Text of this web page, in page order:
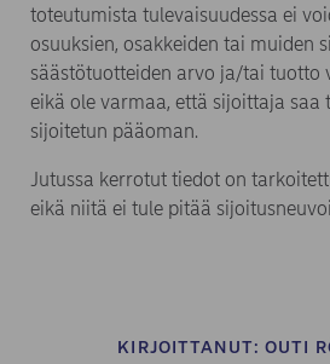
toteutumista tulevaisuudessa ei
osuuksien, osakkeiden tai muiden
säästötuotteiden arvo ja/tai tuotto
eikä ole varmaa, että sijoittaja saa
sijoitetun pääoman.
Jutussa kerrotut tiedot on
eikä niitä ei tule pitää
KIRJOITTANUT: OUTI